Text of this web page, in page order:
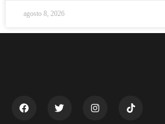
agosto 8, 2026